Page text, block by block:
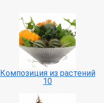
Композиция из растений
10